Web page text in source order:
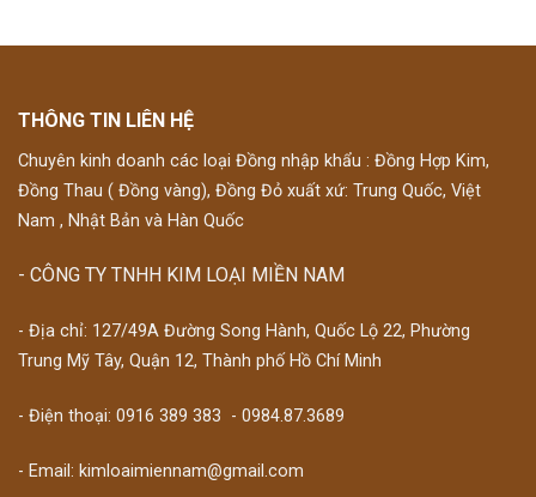
THÔNG TIN LIÊN HỆ
Chuyên kinh doanh các loại Đồng nhập khẩu : Đồng Hợp Kim,
Đồng Thau ( Đồng vàng), Đồng Đỏ xuất xứ: Trung Quốc, Việt
Nam , Nhật Bản và Hàn Quốc
- CÔNG TY TNHH KIM LOẠI MIỀN NAM
- Địa chỉ: 127/49A Đường Song Hành, Quốc Lộ 22, Phường
Trung Mỹ Tây, Quận 12, Thành phố Hồ Chí Minh
- Điện thoại: 0916 389 383 - 0984.87.3689
- Email: kimloaimiennam@gmail.com